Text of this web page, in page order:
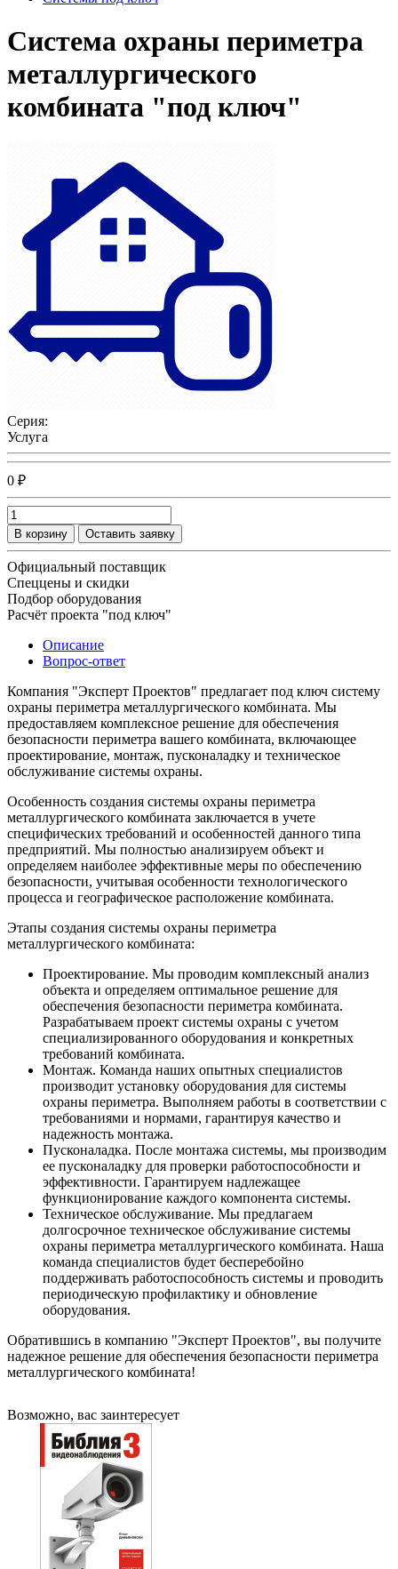
Система охраны периметра
металлургического
комбината "под ключ"
Серия:
Услуга
0 ₽
В корзину Оставить заявку
Официальный поставщик
Спеццены и скидки
Подбор оборудования
Расчёт проекта "под ключ"
Описание
Вопрос-ответ
Компания "Эксперт Проектов" предлагает под ключ систему
охраны периметра металлургического комбината. Мы
предоставляем комплексное решение для обеспечения
безопасности периметра вашего комбината, включающее
проектирование, монтаж, пусконаладку и техническое
обслуживание системы охраны.
Особенность создания системы охраны периметра
металлургического комбината заключается в учете
специфических требований и особенностей данного типа
предприятий. Мы полностью анализируем объект и
определяем наиболее эффективные меры по обеспечению
безопасности, учитывая особенности технологического
процесса и географическое расположение комбината.
Этапы создания системы охраны периметра
металлургического комбината:
Проектирование. Мы проводим комплексный анализ
объекта и определяем оптимальное решение для
обеспечения безопасности периметра комбината.
Разрабатываем проект системы охраны с учетом
специализированного оборудования и конкретных
требований комбината.
Монтаж. Команда наших опытных специалистов
производит установку оборудования для системы
охраны периметра. Выполняем работы в соответствии с
требованиями и нормами, гарантируя качество и
надежность монтажа.
Пусконаладка. После монтажа системы, мы производим
ее пусконаладку для проверки работоспособности и
эффективности. Гарантируем надлежащее
функционирование каждого компонента системы.
Техническое обслуживание. Мы предлагаем
долгосрочное техническое обслуживание системы
охраны периметра металлургического комбината. Наша
команда специалистов будет бесперебойно
поддерживать работоспособность системы и проводить
периодическую профилактику и обновление
оборудования.
Обратившись в компанию "Эксперт Проектов", вы получите
надежное решение для обеспечения безопасности периметра
металлургического комбината!
Возможно, вас заинтересует